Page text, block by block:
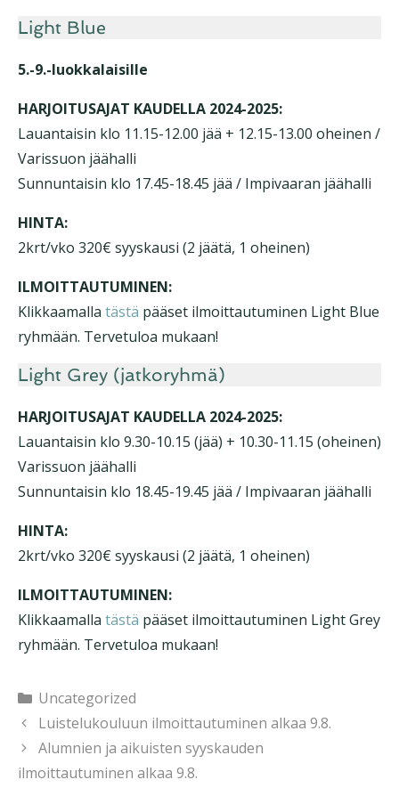
Light Blue
5.-9.-luokkalaisille
HARJOITUSAJAT KAUDELLA 2024-2025:
Lauantaisin klo 11.15-12.00 jää + 12.15-13.00 oheinen /
Varissuon jäähalli
Sunnuntaisin klo 17.45-18.45 jää / Impivaaran jäähalli
HINTA:
2krt/vko 320€ syyskausi (2 jäätä, 1 oheinen)
ILMOITTAUTUMINEN:
Klikkaamalla tästä pääset ilmoittautuminen Light Blue
ryhmään. Tervetuloa mukaan!
Light Grey (jatkoryhmä)
HARJOITUSAJAT KAUDELLA 2024-2025:
Lauantaisin klo 9.30-10.15 (jää) + 10.30-11.15 (oheinen)
Varissuon jäähalli
Sunnuntaisin klo 18.45-19.45 jää / Impivaaran jäähalli
HINTA:
2krt/vko 320€ syyskausi (2 jäätä, 1 oheinen)
ILMOITTAUTUMINEN:
Klikkaamalla tästä pääset ilmoittautuminen Light Grey
ryhmään. Tervetuloa mukaan!
Kategoriat
Uncategorized
Luistelukouluun ilmoittautuminen alkaa 9.8.
Alumnien ja aikuisten syyskauden
ilmoittautuminen alkaa 9.8.